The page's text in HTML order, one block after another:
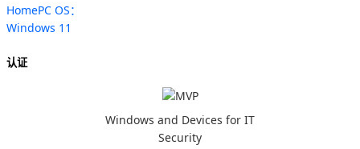
HomePC OS：
Windows 11
认证
Windows and Devices for IT
Security